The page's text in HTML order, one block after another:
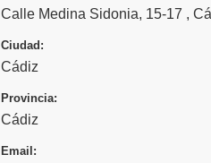
Calle Medina Sidonia, 15-17 ,
Ciudad:
Cádiz
Provincia:
Cádiz
Email: